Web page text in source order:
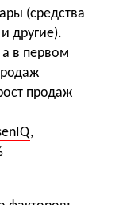
(средства
другие).
а в первом
продаж
,